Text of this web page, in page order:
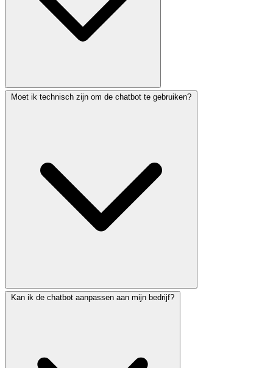
Moet ik technisch zijn om de chatbot te gebruiken?
Kan ik de chatbot aanpassen aan mijn bedrijf?